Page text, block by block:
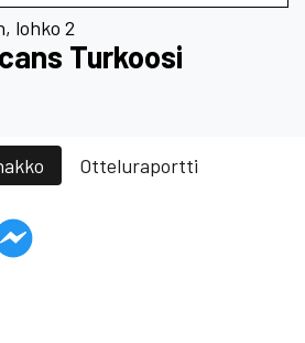
lohko 2
Turkoosi
Otteluraportti